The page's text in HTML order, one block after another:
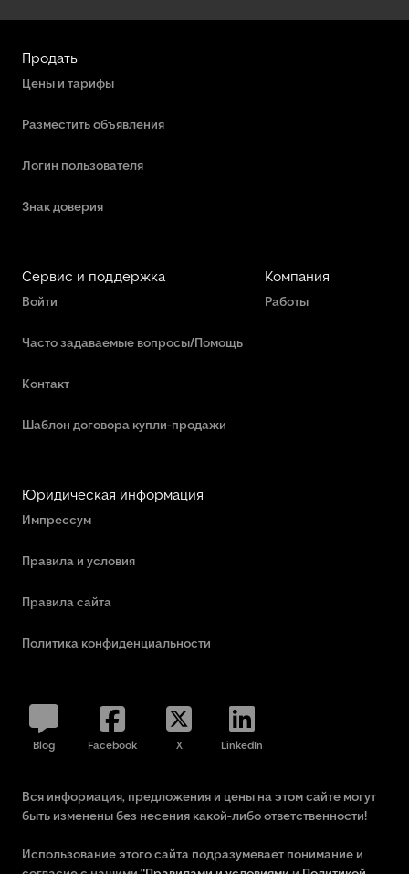
Продать
Цены и тарифы
Разместить объявления
Логин пользователя
Знак доверия
Сервис и поддержка
Войти
Часто задаваемые вопросы/Помощь
Контакт
Шаблон договора купли-продажи
Компания
Работы
Юридическая информация
Импрессум
Правила и условия
Правила сайта
Политика конфиденциальности
Blog Facebook X LinkedIn
Вся информация, предложения и цены на этом сайте могут
быть изменены без несения какой-либо ответственности!
Использование этого сайта подразумевает понимание и